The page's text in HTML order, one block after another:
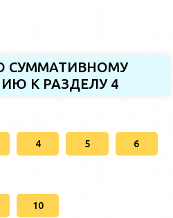
СУММАТИВНОМУ
К РАЗДЕЛУ 4
4 5 6
10